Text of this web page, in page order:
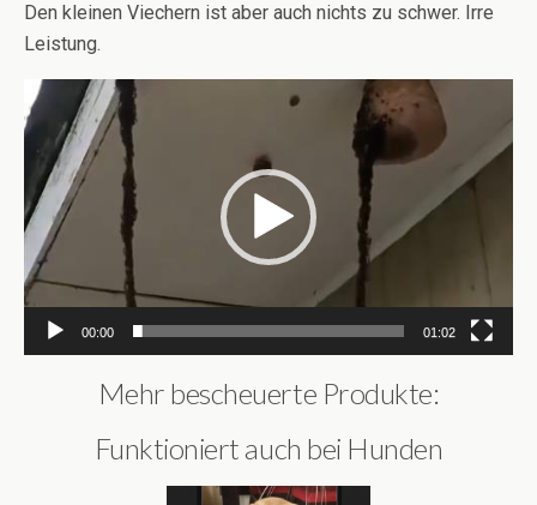
Den kleinen Viechern ist aber auch nichts zu schwer. Irre
Leistung.
Video-
Player
00:00 01:02
Mehr bescheuerte Produkte:
Funktioniert auch bei Hunden